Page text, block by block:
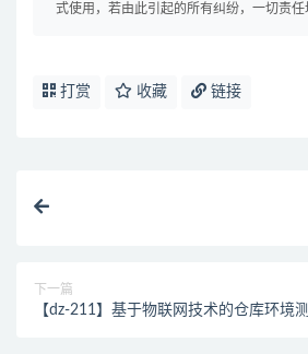
式使用，若由此引起的所有纠纷，一切责任
打赏 收藏 链接
下一篇
【dz-211】基于物联网技术的仓库环境